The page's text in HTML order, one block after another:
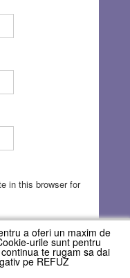
in this browser for
a oferi un maxim de
urile sunt pentru
te rugam sa dai
pe REFUZ